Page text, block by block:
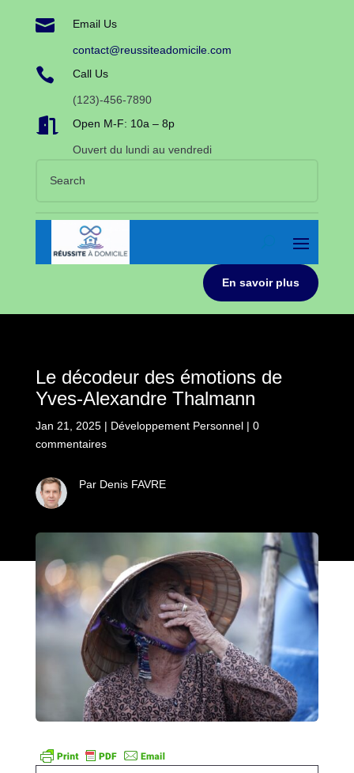
 Email Us
contact@reussiteadomicile.com
 Call Us
(123)-456-7890
 Open M-F: 10a – 8p
Ouvert du lundi au vendredi
En savoir plus
Le décodeur des émotions de
Yves-Alexandre Thalmann
Jan 21, 2025| Développement Personnel| 0
commentaires
Par Denis FAVRE